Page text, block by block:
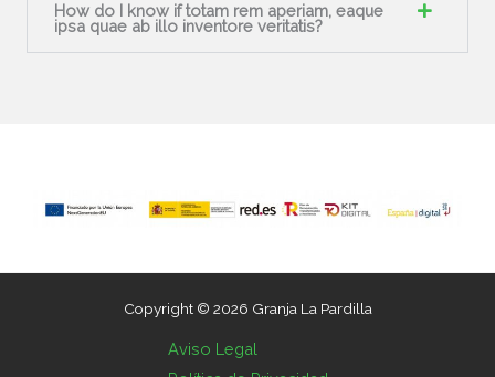
How do I know if totam rem aperiam, eaque
ipsa quae ab illo inventore veritatis?
Copyright © 2026 Granja La Pardilla
Aviso Legal